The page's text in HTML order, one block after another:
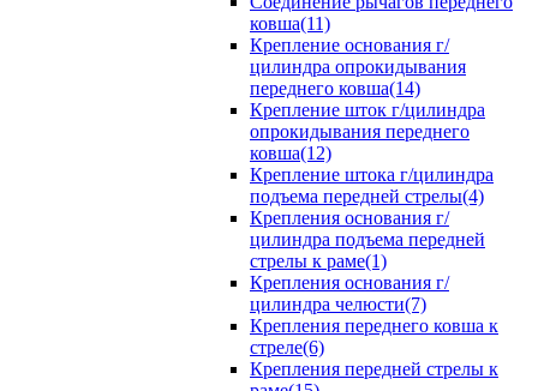
ковша(11)
Крепление основания г/
цилиндра опрокидывания
переднего ковша(14)
Крепление шток г/цилиндра
опрокидывания переднего
ковша(12)
Крепление штока г/цилиндра
подъема передней стрелы(4)
Крепления основания г/
цилиндра подъема передней
стрелы к раме(1)
Крепления основания г/
цилиндра челюсти(7)
Крепления переднего ковша к
стреле(6)
Крепления передней стрелы к